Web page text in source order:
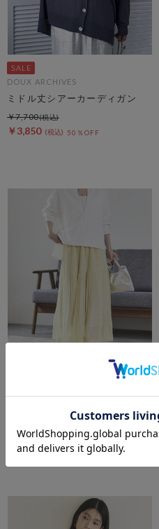
DOUX ARCHIVES
ミドル丈シアーカーディガン
￥3,850 50％OFF
￥7,700
￥6,490 50％OFF